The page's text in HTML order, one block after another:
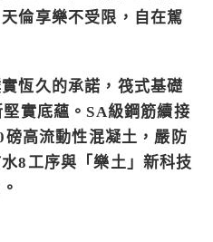
倫享樂不受限，自在駕
恆久的承諾，筏式基礎
實底蘊。SA級鋼筋續接
高流動性混凝土，嚴防
8工序與「樂土」新科技